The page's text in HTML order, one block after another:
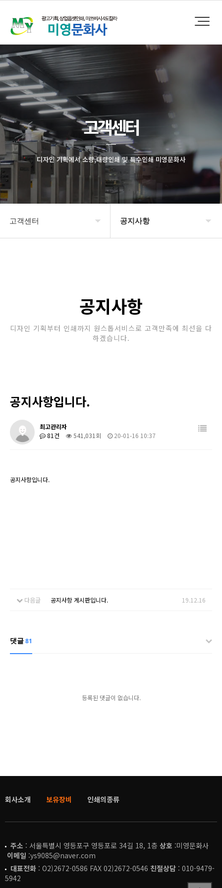
고객센터
디자인 기획에서 소량,대량인쇄 및 특수인쇄 미영문화사
고객센터 공지사항
공지사항
디자인 기획부터 인쇄까지 원스톱서비스로 고객만족에 최선을 다
하겠습니다.
공지사항입니다.
최고관리자
81건
541,031회 20-01-16 10:37
공지사항입니다.
다음글 공지사항 게시판입니다. 19.12.16
댓글81
등록된 댓글이 없습니다.
회사소개 보유장비 인쇄의종류
주소 : 서울특별시 영등포구 영등포로 34길 18, 1층 상호 :미영문화사
이메일 :ys9085@naver.com
대표전화 : O2)2672-0586 FAX 02)2672-0546 친절상담 : 010-9479-
5942